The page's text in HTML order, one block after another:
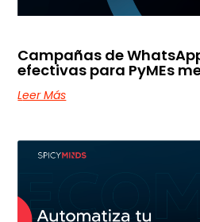
Campañas de
efectivas para PyMEs
Leer Más